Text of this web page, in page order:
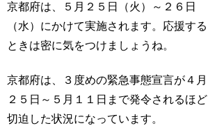
京都府は、５月２５日（火）～２６日
（水）にかけて実施されます。応援する
ときは密に気をつけましょうね。
京都府は、３度めの緊急事態宣言が４月
２５日～５月１１日まで発令されるほど
切迫した状況になっています。